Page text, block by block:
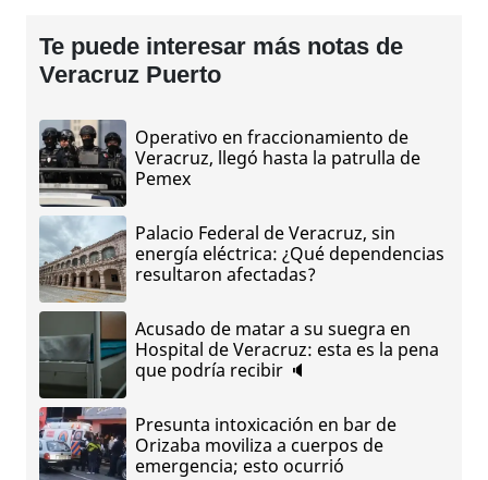
Te puede interesar más notas de
Veracruz Puerto
Operativo en fraccionamiento de
Veracruz, llegó hasta la patrulla de
Pemex
Palacio Federal de Veracruz, sin
energía eléctrica: ¿Qué dependencias
resultaron afectadas?
Acusado de matar a su suegra en
Hospital de Veracruz: esta es la pena
que podría recibir 🔈
Presunta intoxicación en bar de
Orizaba moviliza a cuerpos de
emergencia; esto ocurrió